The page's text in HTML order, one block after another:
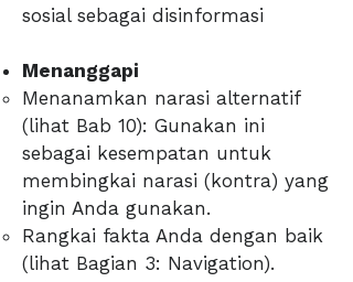
sosial sebagai disinformasi
Menanggapi
Menanamkan narasi alternatif
(lihat Bab 10): Gunakan ini
sebagai kesempatan untuk
membingkai narasi (kontra) yang
ingin Anda gunakan.
Rangkai fakta Anda dengan baik
(lihat Bagian 3: Navigation).